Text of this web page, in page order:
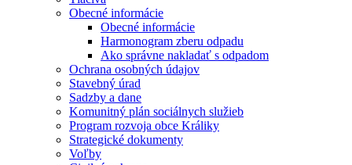
Obecné informácie
Obecné informácie
Harmonogram zberu odpadu
Ako správne nakladať s odpadom
Ochrana osobných údajov
Stavebný úrad
Sadzby a dane
Komunitný plán sociálnych služieb
Program rozvoja obce Králiky
Strategické dokumenty
Voľby